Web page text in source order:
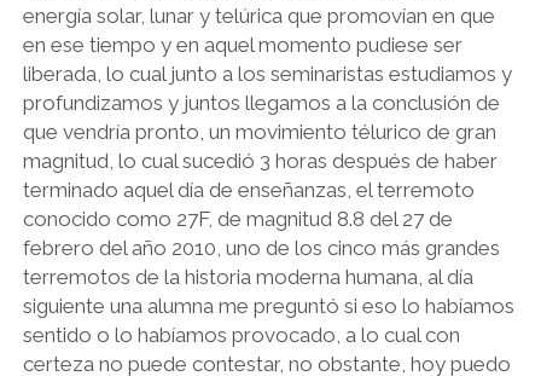
energía solar, lunar y telúrica que promovían en que
en ese tiempo y en aquel momento pudiese ser
liberada, lo cual junto a los seminaristas estudiamos y
profundizamos y juntos llegamos a la conclusión de
que vendría pronto, un movimiento télurico de gran
magnitud, lo cual sucedió 3 horas después de haber
terminado aquel día de enseñanzas, el terremoto
conocido como 27F, de magnitud 8.8 del 27 de
febrero del año 2010, uno de los cinco más grandes
terremotos de la historia moderna humana, al día
siguiente una alumna me preguntó si eso lo habíamos
sentido o lo habíamos provocado, a lo cual con
certeza no puede contestar, no obstante, hoy puedo